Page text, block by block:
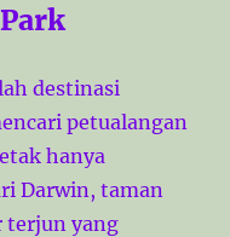
destinasi
petualangan
hanya
Darwin, taman
terjun yang